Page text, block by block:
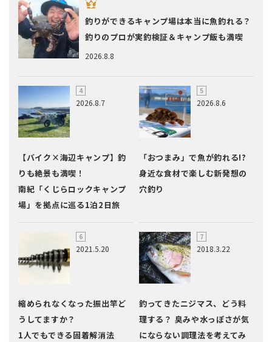
2026.8.8
釣りができるキャンプ場は本当に魚釣れる？
釣りのプロが実釣検証＆キャンプ飯も満喫
2026.8.7
【バイク×海辺キャンプ】釣
りも絶景も満喫！
南紀「くじらロックキャンプ
場」を拠点に巡る1泊2日旅
2026.8.6
「おつまみ」で魚が釣れる!?
身近な食材で楽しむ新発想の
穴釣り
2021.5.20
縮められなくなった振出竿ど
うしてますか？
1人でもできる固着解消法
2018.3.22
釣ってきたニジマス、どう料
理する？ 臭みや水っぽさが気
にならない調理法を考えてみ